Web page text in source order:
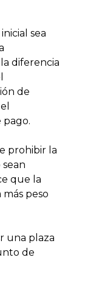
sea
diferencia
de
pago.
prohibir la
que la
peso
una plaza
de